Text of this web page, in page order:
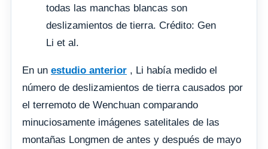
todas las manchas blancas son
deslizamientos de tierra. Crédito: Gen
Li et al.
En un estudio anterior , Li había medido el
número de deslizamientos de tierra causados por
el terremoto de Wenchuan comparando
minuciosamente imágenes satelitales de las
montañas Longmen de antes y después de mayo